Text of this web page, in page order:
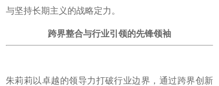
与坚持长期主义的战略定力。
跨界整合与行业引领的先锋领袖
朱莉莉以卓越的领导力打破行业边界，通过跨界创新